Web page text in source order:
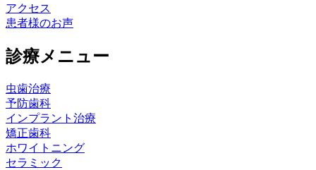
アクセス
患者様のお声
診療メニュー
虫歯治療
予防歯科
インプラント治療
矯正歯科
ホワイトニング
セラミック